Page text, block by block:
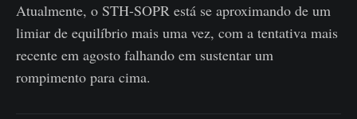
Atualmente, o STH-SOPR está se aproximando de um
limiar de equilíbrio mais uma vez, com a tentativa mais
recente em agosto falhando em sustentar um
rompimento para cima.